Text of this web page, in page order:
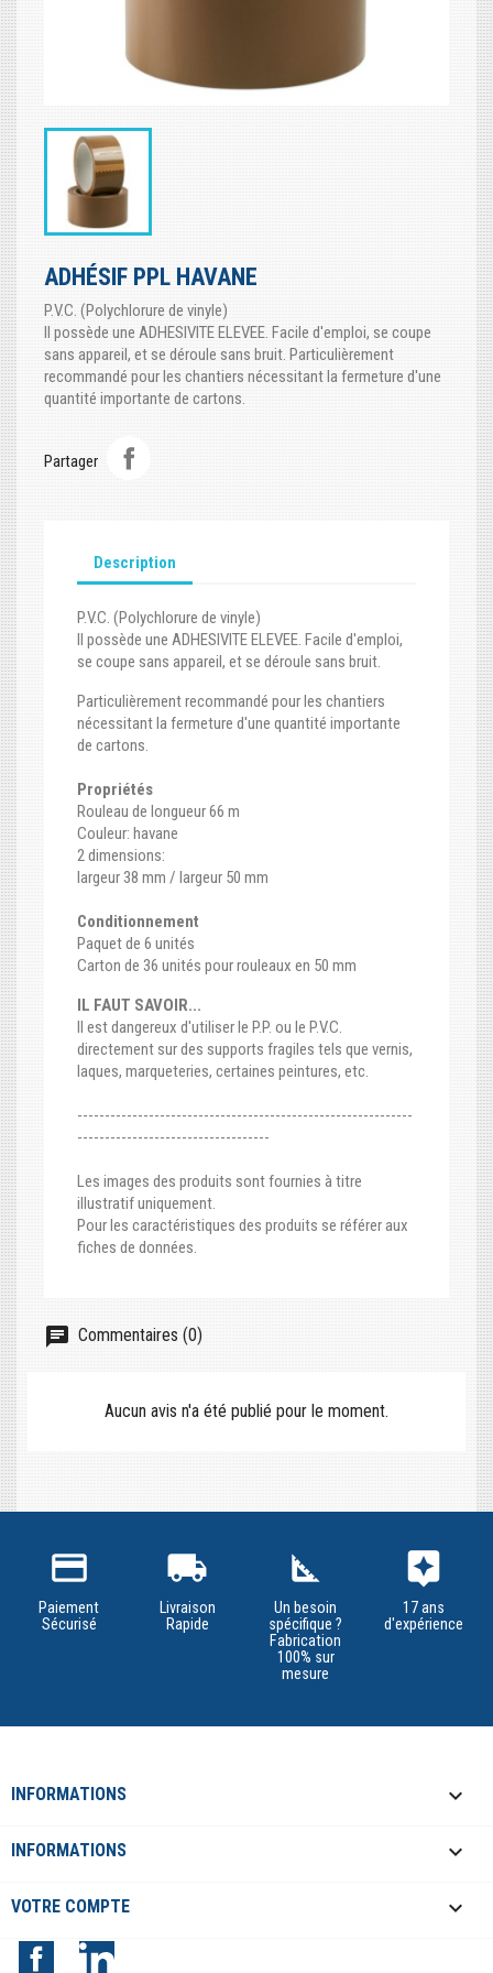
ADHÉSIF PPL HAVANE
P.V.C. (Polychlorure de vinyle)
Il possède une ADHESIVITE ELEVEE. Facile d'emploi, se coupe
sans appareil, et se déroule sans bruit. Particulièrement
recommandé pour les chantiers nécessitant la fermeture d'une
quantité importante de cartons.
Partager
Description
P.V.C. (Polychlorure de vinyle)
Il possède une ADHESIVITE ELEVEE. Facile d'emploi,
se coupe sans appareil, et se déroule sans bruit.
Particulièrement recommandé pour les chantiers
nécessitant la fermeture d'une quantité importante
de cartons.
Propriétés
Rouleau de longueur 66 m
Couleur: havane
2 dimensions:
largeur 38 mm / largeur 50 mm
Conditionnement
Paquet de 6 unités
Carton de 36 unités pour rouleaux en 50 mm
IL FAUT SAVOIR...
Il est dangereux d'utiliser le P.P. ou le P.V.C.
directement sur des supports fragiles tels que vernis,
laques, marqueteries, certaines peintures, etc.
-------------------------------------------------------------
-----------------------------------
Les images des produits sont fournies à titre
illustratif uniquement.
Pour les caractéristiques des produits se référer aux
fiches de données.
Commentaires (0)
Aucun avis n'a été publié pour le moment.
credit_card
Paiement
Sécurisé
local_shipping
Livraison
Rapide
square_foot
Un besoin
spécifique ?
Fabrication
100% sur
mesure
assistant
17 ans
d'expérience
INFORMATIONS keyboard_arrow_down
INFORMATIONS 
VOTRE COMPTE 
FacebookLinkedIn